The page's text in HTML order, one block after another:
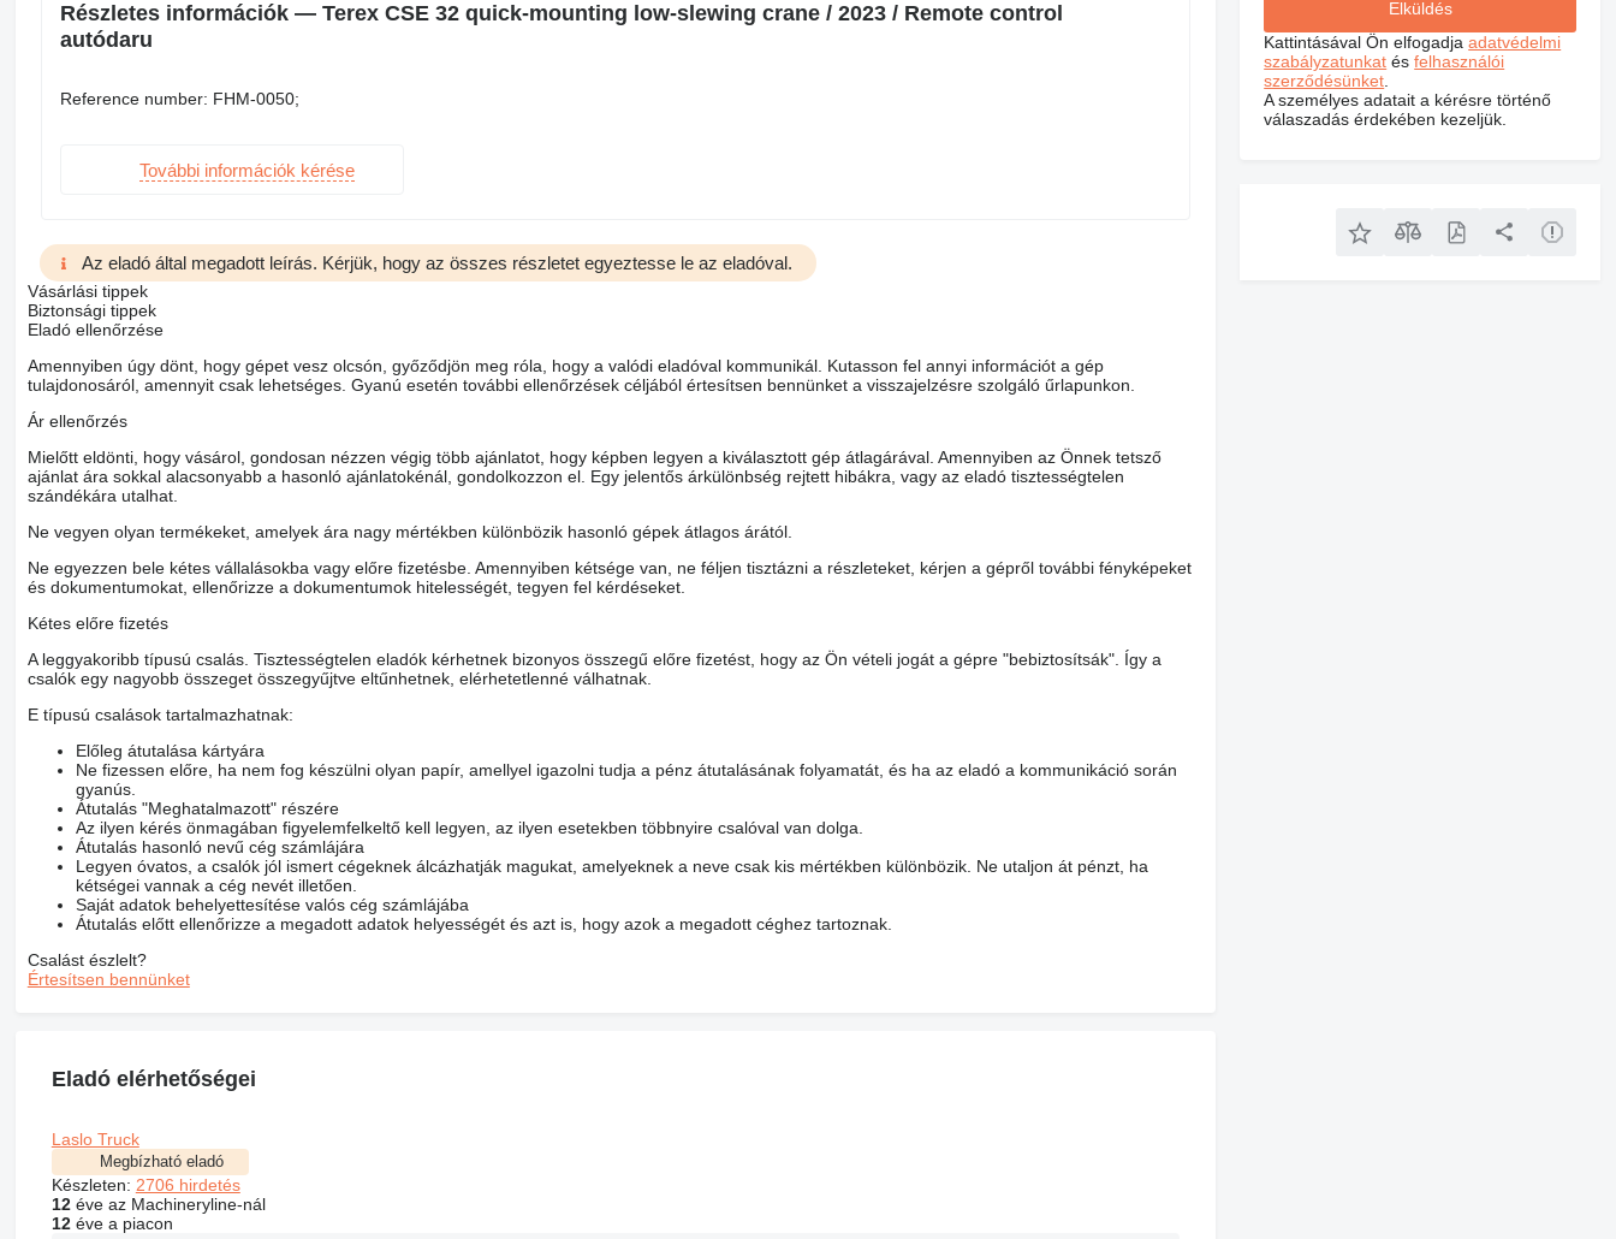
Részletes információk — Terex CSE 32 quick-mounting low-slewing crane / 2023 / Remote control
autódaru
Reference number: FHM-0050;
További információk kérése
Az eladó által megadott leírás. Kérjük, hogy az összes részletet egyeztesse le az eladóval.
Vásárlási tippek
Biztonsági tippek
Eladó ellenőrzése
Amennyiben úgy dönt, hogy gépet vesz olcsón, győződjön meg róla, hogy a valódi eladóval kommunikál. Kutasson fel annyi információt a gép
tulajdonosáról, amennyit csak lehetséges. Gyanú esetén további ellenőrzések céljából értesítsen bennünket a visszajelzésre szolgáló űrlapunkon.
Ár ellenőrzés
Mielőtt eldönti, hogy vásárol, gondosan nézzen végig több ajánlatot, hogy képben legyen a kiválasztott gép átlagárával. Amennyiben az Önnek tetsző
ajánlat ára sokkal alacsonyabb a hasonló ajánlatokénál, gondolkozzon el. Egy jelentős árkülönbség rejtett hibákra, vagy az eladó tisztességtelen
szándékára utalhat.
Ne vegyen olyan termékeket, amelyek ára nagy mértékben különbözik hasonló gépek átlagos árától.
Ne egyezzen bele kétes vállalásokba vagy előre fizetésbe. Amennyiben kétsége van, ne féljen tisztázni a részleteket, kérjen a gépről további fényképeket
és dokumentumokat, ellenőrizze a dokumentumok hitelességét, tegyen fel kérdéseket.
Kétes előre fizetés
A leggyakoribb típusú csalás. Tisztességtelen eladók kérhetnek bizonyos összegű előre fizetést, hogy az Ön vételi jogát a gépre "bebiztosítsák". Így a
csalók egy nagyobb összeget összegyűjtve eltűnhetnek, elérhetetlenné válhatnak.
E típusú csalások tartalmazhatnak:
Előleg átutalása kártyára
Ne fizessen előre, ha nem fog készülni olyan papír, amellyel igazolni tudja a pénz átutalásának folyamatát, és ha az eladó a kommunikáció során
gyanús.
Átutalás "Meghatalmazott" részére
Az ilyen kérés önmagában figyelemfelkeltő kell legyen, az ilyen esetekben többnyire csalóval van dolga.
Átutalás hasonló nevű cég számlájára
Legyen óvatos, a csalók jól ismert cégeknek álcázhatják magukat, amelyeknek a neve csak kis mértékben különbözik. Ne utaljon át pénzt, ha
kétségei vannak a cég nevét illetően.
Saját adatok behelyettesítése valós cég számlájába
Átutalás előtt ellenőrizze a megadott adatok helyességét és azt is, hogy azok a megadott céghez tartoznak.
Csalást észlelt?
Értesítsen bennünket
Eladó elérhetőségei
Laslo Truck
Megbízható eladó
Készleten: 2706 hirdetés
12éve az Machineryline-nál
12éve a piacon
Kattintásával Ön elfogadjaadatvédelmi
szabályzatunkat ésfelhasználói
szerződésünket
A személyes adatait a kérésre történő
válaszadás érdekében kezeljük.